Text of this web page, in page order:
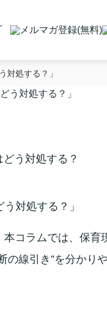
処する？」
う対処する？」
対処する？」
コラムでは、保育
の線引き”を分かり